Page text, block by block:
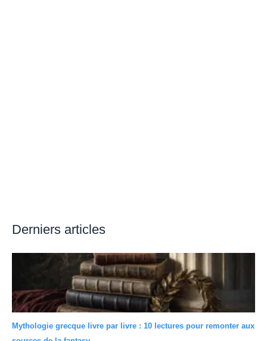
Derniers articles
Mythologie grecque livre par livre : 10 lectures pour remonter aux